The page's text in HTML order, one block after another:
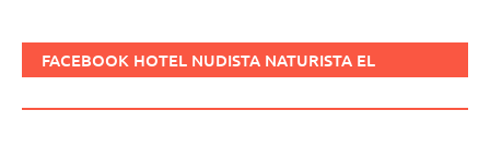
FACEBOOK HOTEL NUDISTA NATURISTA EL